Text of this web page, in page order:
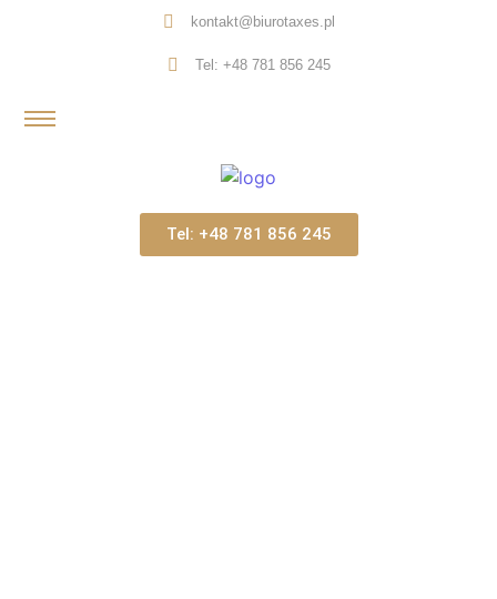
kontakt@biurotaxes.pl
Tel: +48 781 856 245
Tel: +48 781 856 245